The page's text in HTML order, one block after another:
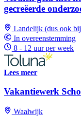
gecreëerde
Landelijk (dus ook
In overeenstemming
8 - 12 uur per week
Lees meer
Vakantiewerk
Waalwijk